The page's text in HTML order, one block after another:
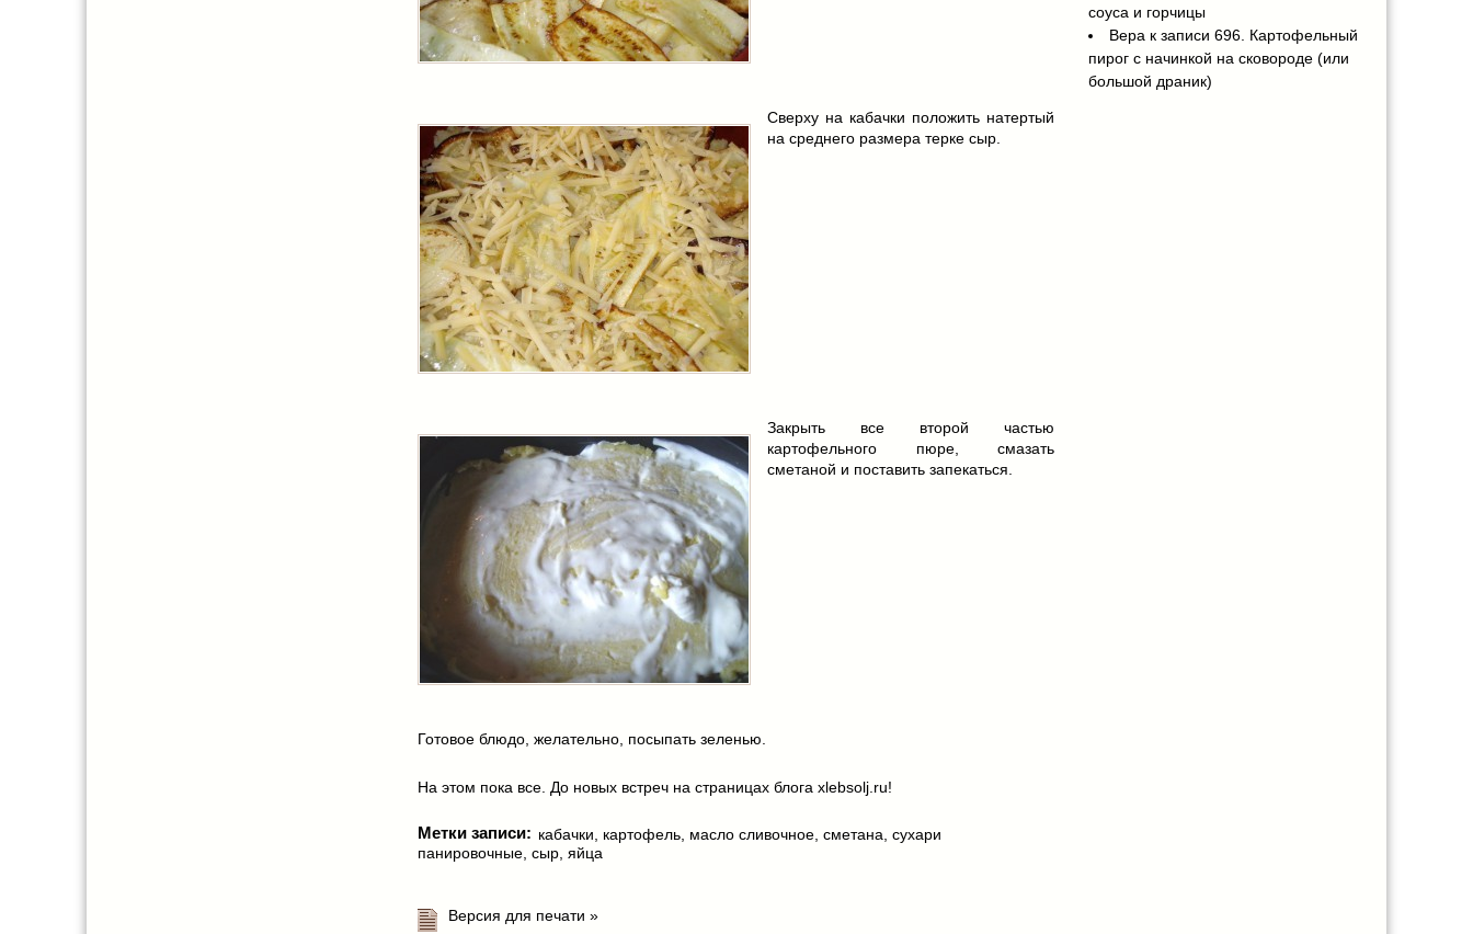
Сверху на кабачки положить натертый
на среднего размера терке сыр.
Закрыть все второй частью
картофельного пюре, смазать
сметаной и поставить запекаться.
Готовое блюдо, желательно, посыпать зеленью.
На этом пока все. До новых встреч на страницах блога xlebsolj.ru!
Метки записи: кабачки картофель масло сливочное ,сметана ,сухари
панировочные ,сыр ,яйца
Версия для печати »
соуса и горчицы
Верак записи 696. Картофельный
пирог с начинкой на сковороде (или
большой драник)